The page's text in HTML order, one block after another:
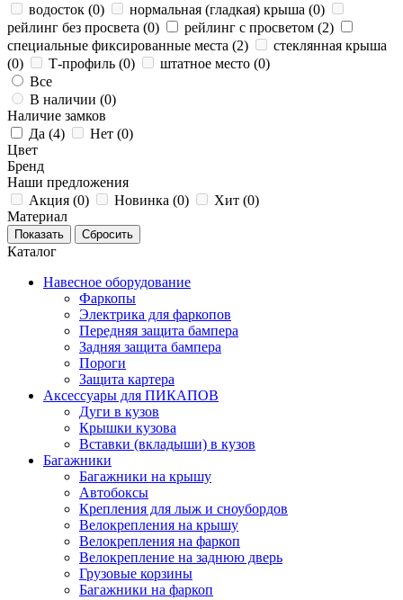
водосток (0) нормальная (гладкая) крыша (0)
рейлинг без просвета (0) рейлинг с просветом (2)
специальные фиксированные места (2)
стеклянная крыша
(0) Т-профиль (0) штатное место (0)
Все
В наличии (0)
Наличие замков
Да (4) Нет (0)
Цвет
Бренд
Наши предложения
Акция (0) Новинка (0) Хит (0)
Материал
Каталог
Навесное оборудование
Фаркопы
Электрика для фаркопов
Передняя защита бампера
Задняя защита бампера
Пороги
Защита картера
Аксессуары для ПИКАПОВ
Дуги в кузов
Крышки кузова
Вставки (вкладыши) в кузов
Багажники
Багажники на крышу
Автобоксы
Крепления для лыж и сноубордов
Велокрепления на крышу
Велокрепления на фаркоп
Велокрепление на заднюю дверь
Грузовые корзины
Багажники на фаркоп